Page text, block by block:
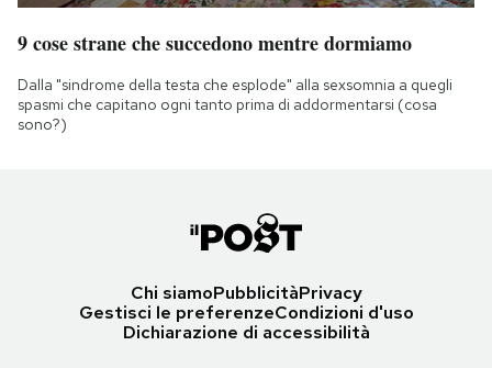
9 cose strane che succedono mentre dormiamo
Dalla "sindrome della testa che esplode" alla sexsomnia a quegli
spasmi che capitano ogni tanto prima di addormentarsi (cosa
sono?)
Chi siamoPubblicitàPrivacy
Gestisci le preferenzeCondizioni d'uso
Dichiarazione di accessibilità